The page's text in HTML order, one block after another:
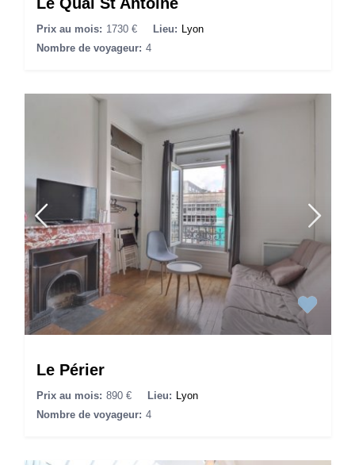
Prix au mois: 1730 € Lieu: Lyon
Nombre de voyageur: 4
Le Périer
Prix au mois: 890 € Lieu: Lyon
Nombre de voyageur: 4